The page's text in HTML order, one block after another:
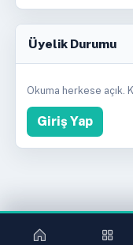
Üyelik Durumu
Okuma herkese açık.
Giriş Yap